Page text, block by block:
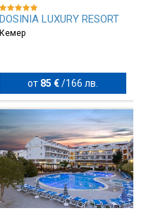
DOSINIA LUXURY RESORT
Кемер
от 85 €/ 166 лв.